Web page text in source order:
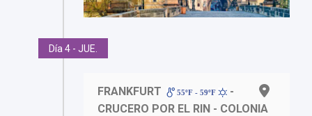
Día 4 - JUE.
FRANKFURT 55ºF - 59ºF
-
CRUCERO POR EL RIN - COLONIA